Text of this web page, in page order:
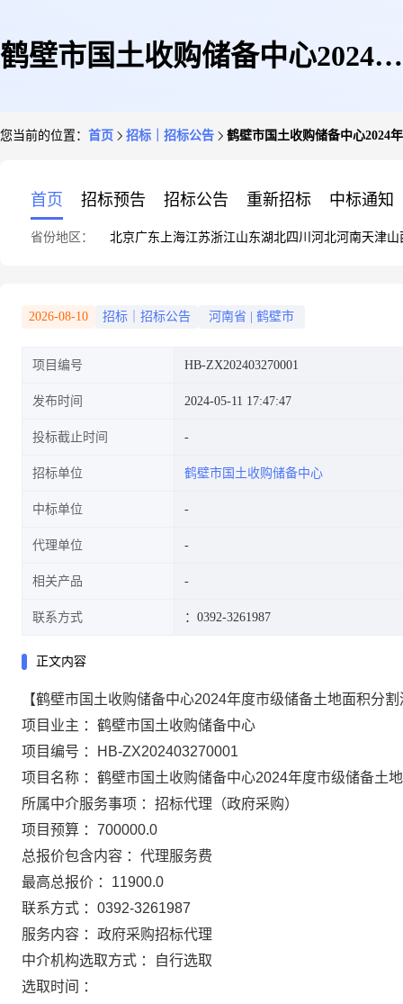
鹤壁市国土收购储备中心2024年
您当前的位置： 首页 招标｜招标公告 鹤壁市国土收购储备中心2024
首页 招标预告 招标公告 重新招标 中标通知
省份地区： 北京广东 上海江苏浙江山东湖北四川 河北河南天津山
2026-08-10 招标｜招标公告 河南省 鹤壁市
项目编号 HB-ZX202403270001
发布时间 2024-05-11 17:47:47
投标截止时间
招标单位 鹤壁市国土收购储备中心
中标单位
代理单位
相关产品
联系方式 ：0392-3261987
正文内容
【鹤壁市国土收购储备中心2024年度市级储备土地面积分
项目业主 ：鹤壁市国土收购储备中心
项目编号 ：HB-ZX202403270001
项目名称 ：鹤壁市国土收购储备中心2024年度市级储备土
所属中介服务事项 ：招标代理（政府采购）
项目预算 ：700000.0
总报价包含内容 ：代理服务费
最高总报价 ：11900.0
联系方式 ：0392-3261987
服务内容 ：政府采购招标代理
中介机构选取方式 ：自行选取
选取时间 ：